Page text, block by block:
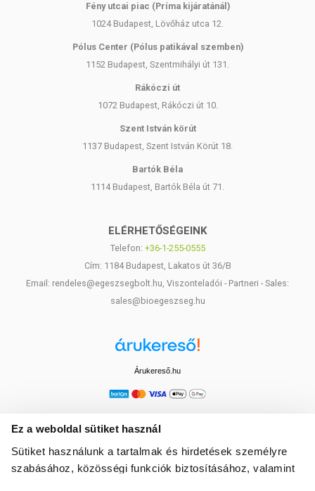
Ez a weboldal sütiket használ
Sütiket használunk a tartalmak és hirdetések személyre
szabásához, közösségi funkciók biztosításához, valamint
Fény utcai piac (Príma kijáratánál)
1024 Budapest, Lövőház utca 12.
Pólus Center (Pólus patikával szemben)
1152 Budapest, Szentmihályi út 131.
Rákóczi út
1072 Budapest, Rákóczi út 10.
Szent István körút
1137 Budapest, Szent István Körút 18.
Bartók Béla
1114 Budapest, Bartók Béla út 71.
ELÉRHETŐSÉGEINK
Telefon: +36-1-255-0555
Cím: 1184 Budapest, Lakatos út 36/B
Email: rendeles@egeszsegbolt.hu, Viszonteladói - Partneri - Sales:
sales@bioegeszseg.hu
Árukereső.hu